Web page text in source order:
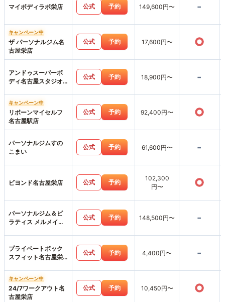
マイボディラボ栄店 公式 予約 149,600円〜 -
キャンペーン中
ザ パーソナルジム名
古屋栄店
公式 予約 17,600円〜 ○
アンドゥスーパーボ
ディ名古屋スタジオ
公式 予約 18,900円〜 -
キャンペーン中
リボーンマイセルフ
名古屋駅店
公式 予約 92,400円〜 ○
パーソナルジムすの
こまい
公式 予約 61,600円〜 -
ビヨンド名古屋栄店 公式 予約
102,300
円〜
○
パーソナルジム＆ピ
ラティス メルメイク
公式 予約 148,500円〜 -
プライベートボック
スフィット名古屋栄
公式 予約 4,400円〜 -
キャンペーン中
24/7ワークアウト名
古屋栄店
公式 予約 10,450円〜 ○